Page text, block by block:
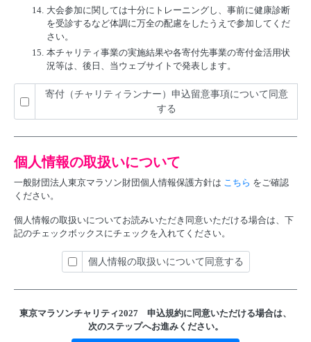
14. 大会参加に関しては十分にトレーニングし、事前に健康診断
を受診するなど体調に万全の配慮をしたうえで参加してくだ
さい。
15. 本チャリティ事業の実施結果や各寄付先事業の寄付金活用状
況等は、後日、当ウェブサイトで発表します。
寄付（チャリティランナー）申込留意事項について同意
する
個人情報の取扱いについて
一般財団法人東京マラソン財団個人情報保護方針は こちら をご確認
ください。
個人情報の取扱いについてお読みいただき同意いただける場合は、下
記のチェックボックスにチェックを入れてください。
個人情報の取扱いについて同意する
東京マラソンチャリティ2027 申込規約に同意いただける場合は、
次のステップへお進みください。